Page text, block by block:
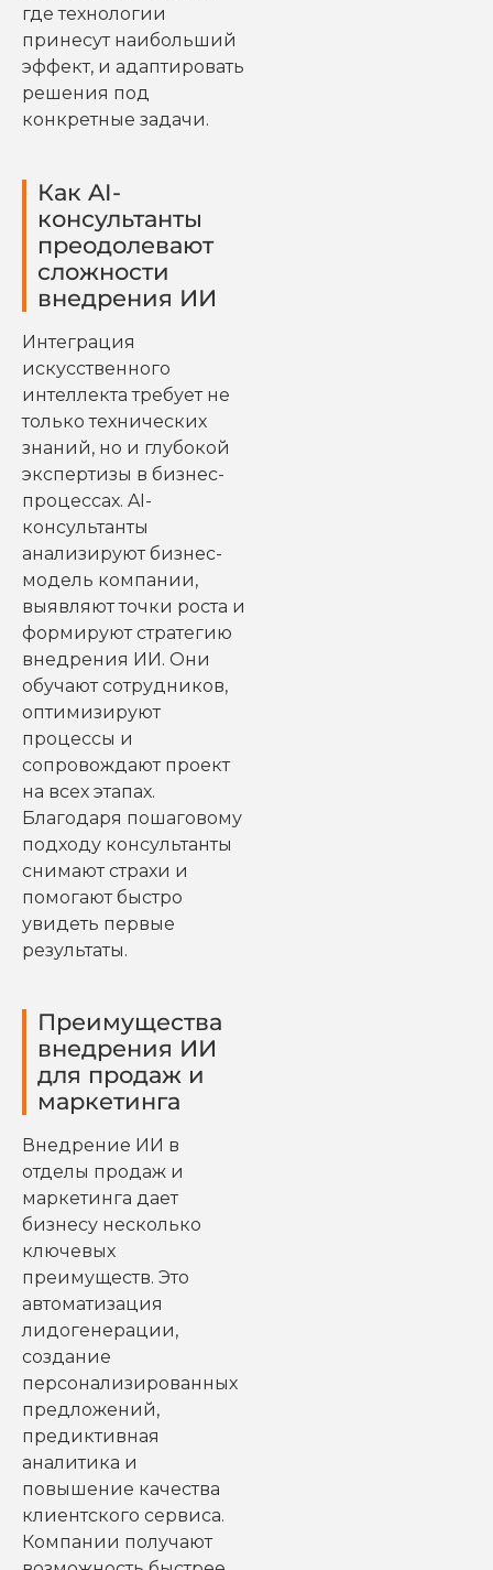
где технологии
принесут наибольший
эффект, и адаптировать
решения под
конкретные задачи.
Как AI-
консультанты
преодолевают
сложности
внедрения ИИ
Интеграция
искусственного
интеллекта требует не
только технических
знаний, но и глубокой
экспертизы в бизнес-
процессах. AI-
консультанты
анализируют бизнес-
модель компании,
выявляют точки роста и
формируют стратегию
внедрения ИИ. Они
обучают сотрудников,
оптимизируют
процессы и
сопровождают проект
на всех этапах.
Благодаря пошаговому
подходу консультанты
снимают страхи и
помогают быстро
увидеть первые
результаты.
Преимущества
внедрения ИИ
для продаж и
маркетинга
Внедрение ИИ в
отделы продаж и
маркетинга дает
бизнесу несколько
ключевых
преимуществ. Это
автоматизация
лидогенерации,
создание
персонализированных
предложений,
предиктивная
аналитика и
повышение качества
клиентского сервиса.
Компании получают